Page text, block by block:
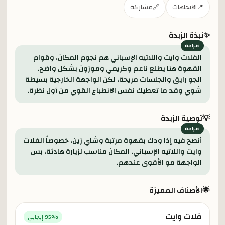
📍الاتجاهات 🔗مشاركة
✨نبذة الزبدة
الفلات وايت واللاتيه الإسباني هم نجوم المكان، وقوام
القهوة هنا يطلع ناعم وكريمي وموزون بشكل واضح.
الجو رايق والجلسات مريحة، لكن الواجهة الخارجية بسيطة
شوي وقد ما تعطيك نفس الانطباع القوي من أول نظرة.
💡توصية الزبدة
أنصح فيه إذا ودك بقهوة مرتبة وشاي زين، خصوصاً الفلات
وايت واللاتيه الإسباني. المكان مناسب لزيارة هادئة، بس
الواجهة مو الأقوى عندهم.
🌟الأصناف المميزة
فلات وايت 95% إيجابي